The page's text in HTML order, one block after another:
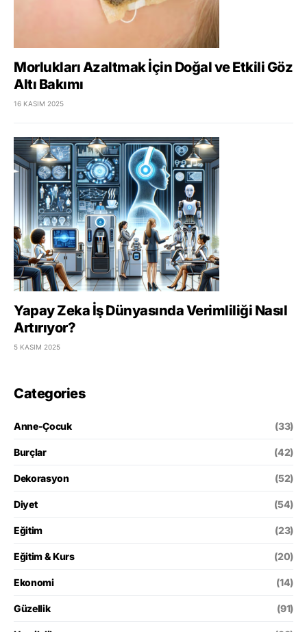
Morlukları Azaltmak İçin Doğal ve Etkili Göz
Altı Bakımı
16 KASIM 2025
Yapay Zeka İş Dünyasında Verimliliği Nasıl
Artırıyor?
5 KASIM 2025
Categories
Anne-Çocuk (33)
Burçlar (42)
Dekorasyon (52)
Diyet (54)
Eğitim (23)
Eğitim & Kurs (20)
Ekonomi (14)
Güzellik (91)